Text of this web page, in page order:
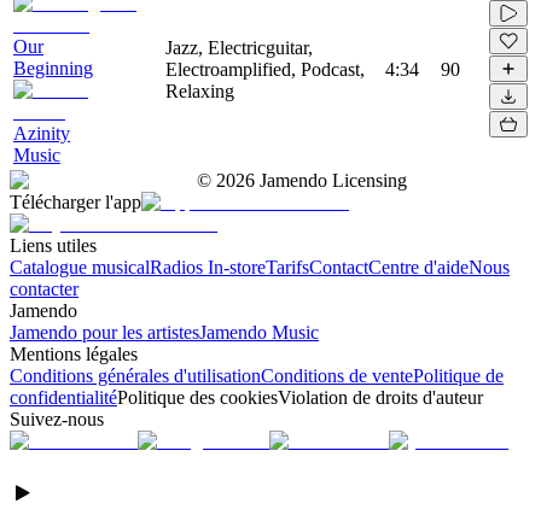
Our
Beginning
Azinity
Music
Jazz, Electricguitar,
Electroamplified, Podcast,
Relaxing
4:34 90
© 2026 Jamendo Licensing
Télécharger l'app
Liens utiles
Catalogue musicalRadios In-storeTarifsContactCentre d'aideNous
contacter
Jamendo
Jamendo pour les artistesJamendo Music
Mentions légales
Conditions générales d'utilisationConditions de ventePolitique de
confidentialitéPolitique des cookiesViolation de droits d'auteur
Suivez-nous